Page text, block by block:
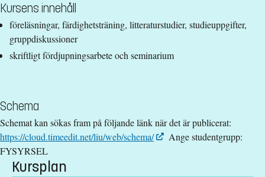
Fysioterapeutexamen 180 hp inklusive självständigt
examensarbete om 15 hp
eller
Läkarexamen 330 hp inklusive självständigt
examensarbete om minst 15 hp.
Urval
Akademiska poäng avancerad nivå
Studieavgift
Kursens innehåll
föreläsningar, färdighetsträning, litteraturstudier, studieuppgifter,
gruppdiskussioner
skriftligt fördjupningsarbete och seminarium
Schema
Schemat kan sökas fram på följande länk när det är publicerat:
https://cloud.timeedit.net/liu/web/schema/
Ange studentgrupp:
FYSYRSEL
Kursplan